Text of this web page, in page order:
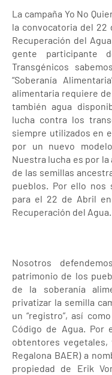
La campaña Yo No
la convocatoria del 22
Recuperación del
gente participante
Transgénicos
“Soberanía
alimentaria requiere
también agua
lucha contra los
siempre utilizados en
por un nuevo
Nuestra lucha es por
de las semillas
pueblos. Por ello nos
para el 22 de Abril
Recuperación del Agua.
Nosotros
patrimonio de los
de la soberanía
privatizar la semilla
un “registro”, así
Código de Agua. Por
obtentores vegetales,
Regalona BAER) a
propiedad de Erik